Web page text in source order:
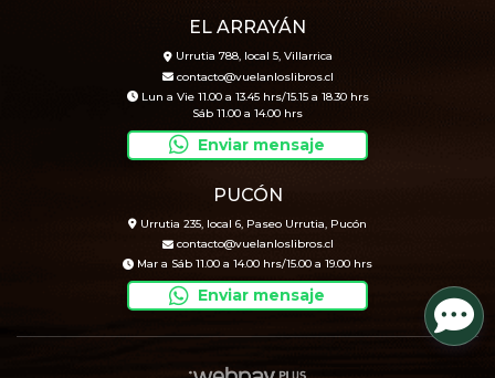
EL ARRAYÁN
Urrutia 788, local 5, Villarrica
contacto@vuelanloslibros.cl
Lun a Vie 11.00 a 13.45 hrs/15.15 a 18.30 hrs
Sáb 11.00 a 14.00 hrs
Enviar mensaje
PUCÓN
Urrutia 235, local 6, Paseo Urrutia, Pucón
contacto@vuelanloslibros.cl
Mar a Sáb 11.00 a 14.00 hrs/15.00 a 19.00 hrs
Enviar mensaje